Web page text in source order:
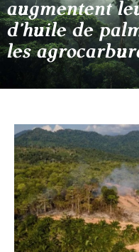
augmentent
d’huile de
les